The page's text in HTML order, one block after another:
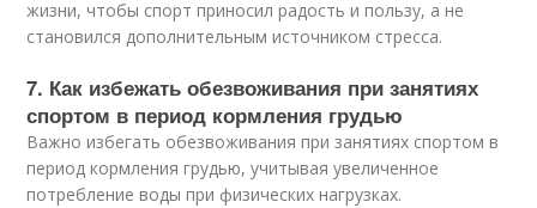
жизни, чтобы спорт приносил радость и пользу, а не
становился дополнительным источником стресса.
7. Как избежать обезвоживания при занятиях
спортом в период кормления грудью
Важно избегать обезвоживания при занятиях спортом в
период кормления грудью, учитывая увеличенное
потребление воды при физических нагрузках.